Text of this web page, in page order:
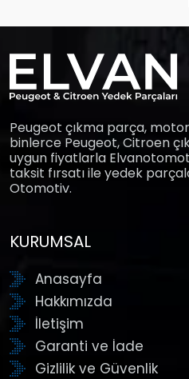
Peugeot çıkma parça,
binlerce Peugeot, Citroen
uygun fiyatlarla
taksit fırsatı ile yedek
Otomotiv.
KURUMSAL
Anasayfa
Hakkımızda
İletişim
Garanti ve İade
Gizlilik ve Güvenlik